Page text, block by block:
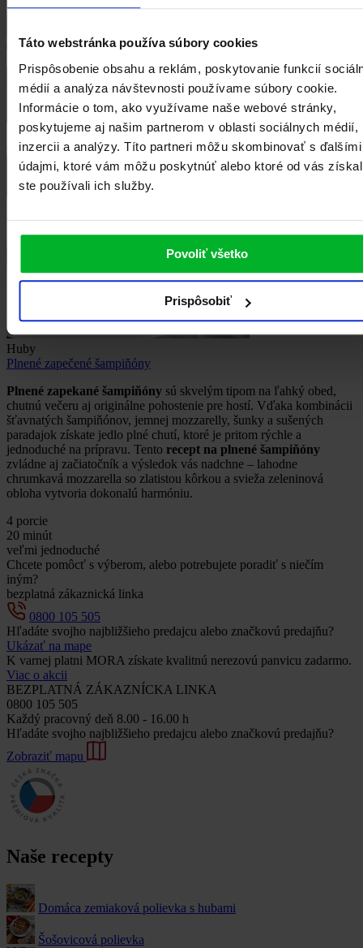
Táto webstránka používa súbory cookies
Prispôsobenie obsahu a reklám, poskytovanie funkcií
médií a analýza návštevnosti používame súbory cookie.
Informácie o tom, ako využívame naše webové stránky,
poskytujeme aj našim partnerom v oblasti sociálnych médií,
inzercii a analýzy. Títo partneri môžu skombinovať s ďalšími
údajmi, ktoré vám môžu poskytnúť alebo ktoré od vás
ste používali ich služby.
Povoliť všetko
Prispôsobiť
Šaláty
Červená repa s kozím syrom a rukolou
Huby
Plnené zapečené šampiňóny
Plnené zapekané šampiňóny sú skvelým tipom na ľahký obed,
chutnú večeru aj originálne pohostenie pre hostí. Vďaka kombinácii
šťavnatých šampiňónov, jemnej mozzarelly, šunky a sušených
paradajok získate jedlo plné chutí, ktoré je pritom rýchle a
jednoduché na prípravu. Tento recept na plnené šampiňóny
zvládne aj začiatočník a výsledok vás nadchne – lahodne
chrumkavá mozzarella so zlatistou kôrkou a svieža zeleninová
obloha vytvoria dokonalú harmóniu.
4 porcie
20 minút
veľmi jednoduché
Chcete pomôcť s výberom, alebo potrebujete poradiť s niečím
iným?
bezplatná zákaznická linka
0800 105 505
Hľadáte svojho najbližšieho predajcu alebo značkovú predajňu?
Ukázať na mape
K varnej platni MORA získate kvalitnú nerezovú panvicu zadarmo.
Viac o akcii
BEZPLATNÁ ZÁKAZNÍCKA LINKA
0800 105 505
Každý pracovný deň 8.00 - 16.00 h
Hľadáte svojho najbližšieho predajcu alebo značkovú predajňu?
Zobraziť mapu
Naše recepty
Domáca zemiaková polievka s hubami
Šošovicová polievka